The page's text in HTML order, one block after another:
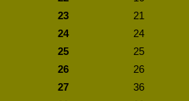
23
21
24
24
25
25
26
26
27
36